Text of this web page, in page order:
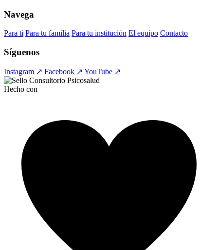
Navega
Para ti Para tu familia Para tu institución El equipo Contacto
Síguenos
Instagram ↗ Facebook ↗ YouTube ↗
Hecho con